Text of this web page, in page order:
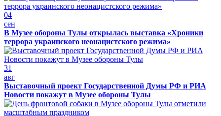
04
сен
В Музее обороны Тулы открылась выставка «Хроники
террора украинского неонацистского режима»
31
авг
Выставочный проект Государственной Думы РФ и РИА
Новости покажут в Музее обороны Тулы